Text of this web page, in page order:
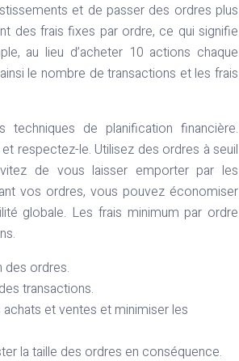
et de passer des ordres plus
des frais fixes par ordre, ce qui signifie
au lieu d’acheter 10 actions chaque
le nombre de transactions et les frais
de planification financière.
respectez-le. Utilisez des ordres à seuil
de vous laisser emporter par les
vos ordres, vous pouvez économiser
globale. Les frais minimum par ordre
des ordres.
transactions.
et ventes et minimiser les
la taille des ordres en conséquence.